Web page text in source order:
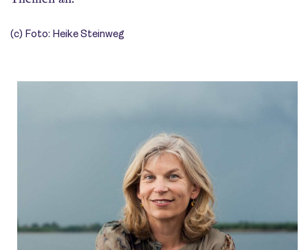
(c) Foto: Heike Steinweg